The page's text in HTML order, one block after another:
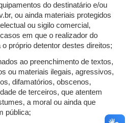
do destinatário e/ou
ou ainda materiais protegidos
ou sigilo comercial,
em que o realizador do
próprio detentor destes direitos;
ao preenchimento de textos,
ou materiais ilegais, agressivos,
difamatórios, obscenos,
de terceiros, que atentem
a moral ou ainda que
pública;